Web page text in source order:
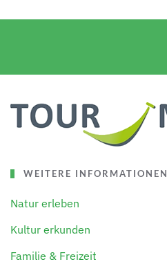
WEITERE INFORMATIONEN
Natur erleben
Kultur erkunden
Familie & Freizeit